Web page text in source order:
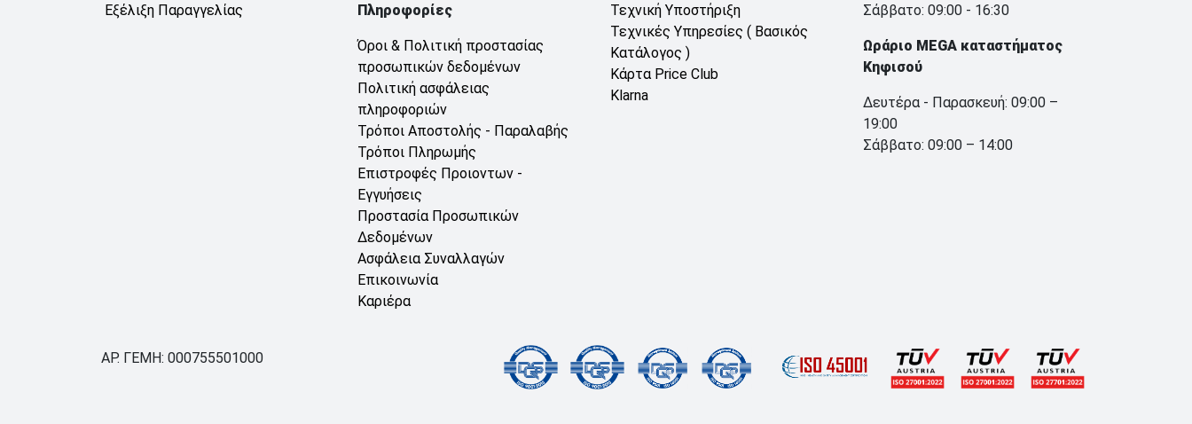
Εξέλιξη Παραγγελίας
Πληροφορίες
Όροι & Πολιτική προστασίας
προσωπικών δεδομένων
Πολιτική ασφάλειας
πληροφοριών
Τρόποι Αποστολής - Παραλαβής
Τρόποι Πληρωμής
Επιστροφές Προιοντων -
Εγγυήσεις
Προστασία Προσωπικών
Δεδομένων
Ασφάλεια Συναλλαγών
Επικοινωνία
Καριέρα
Τεχνική Υποστήριξη
Τεχνικές Υπηρεσίες ( Βασικός
Κατάλογος )
Κάρτα Price Club
Klarna
Σάββατο: 09:00 - 16:30
Ωράριο MEGA καταστήματος
Κηφισού
Δευτέρα - Παρασκευή: 09:00 –
19:00
Σάββατο: 09:00 – 14:00
ΑΡ. ΓΕΜΗ: 000755501000